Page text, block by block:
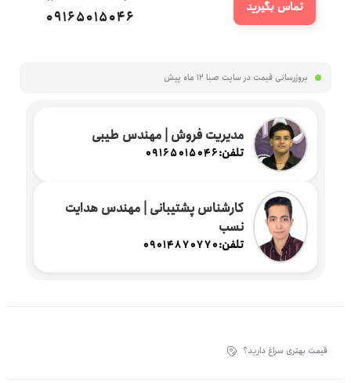
تماس بگیرید
09165015046
بروزرسانی قیمت در سایت صبا 12 ماه پیش
مدیریت فروش | مهندس طیبی
تلفن:09165015046
کارشناس پشتیبانی | مهندس هدایت
نسب
تلفن:09014870770
قیمت بهتری سراغ دارید؟